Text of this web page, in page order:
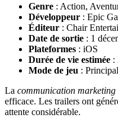
Genre : Action,
Développeur : Epic
Éditeur : Chair
Date de sortie : 1
Plateformes : iOS
Durée de vie estimée :
Mode de jeu :
La communication marketing
efficace. Les trailers ont
attente considérable.